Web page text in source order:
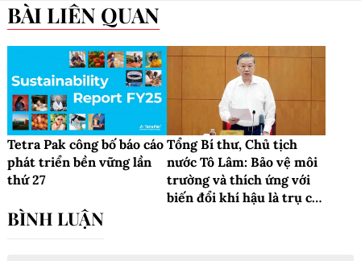
BÀI LIÊN QUAN
Tetra Pak công bố báo cáo
phát triển bền vững lần
thứ 27
Tổng Bí thư, Chủ tịch
nước Tô Lâm: Bảo vệ môi
trường và thích ứng với
biến đổi khí hậu là trụ cột